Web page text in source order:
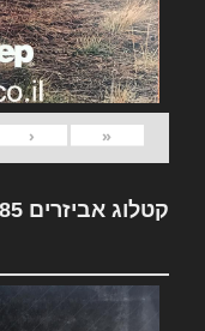
«
‹
קטלוג אביזרים Jeep 1985